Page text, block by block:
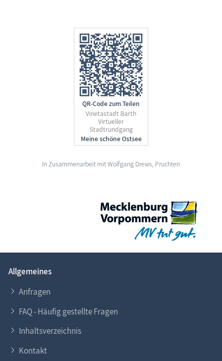
QR-Code zum Teilen
Vinetastadt Barth
Virtueller
Stadtrundgang
In Zusammenarbeit mit Wolfgang Drews, Pruchten
Allgemeines
Anfragen
FAQ - Häufig gestellte Fragen
Inhaltsverzeichnis
Kontakt